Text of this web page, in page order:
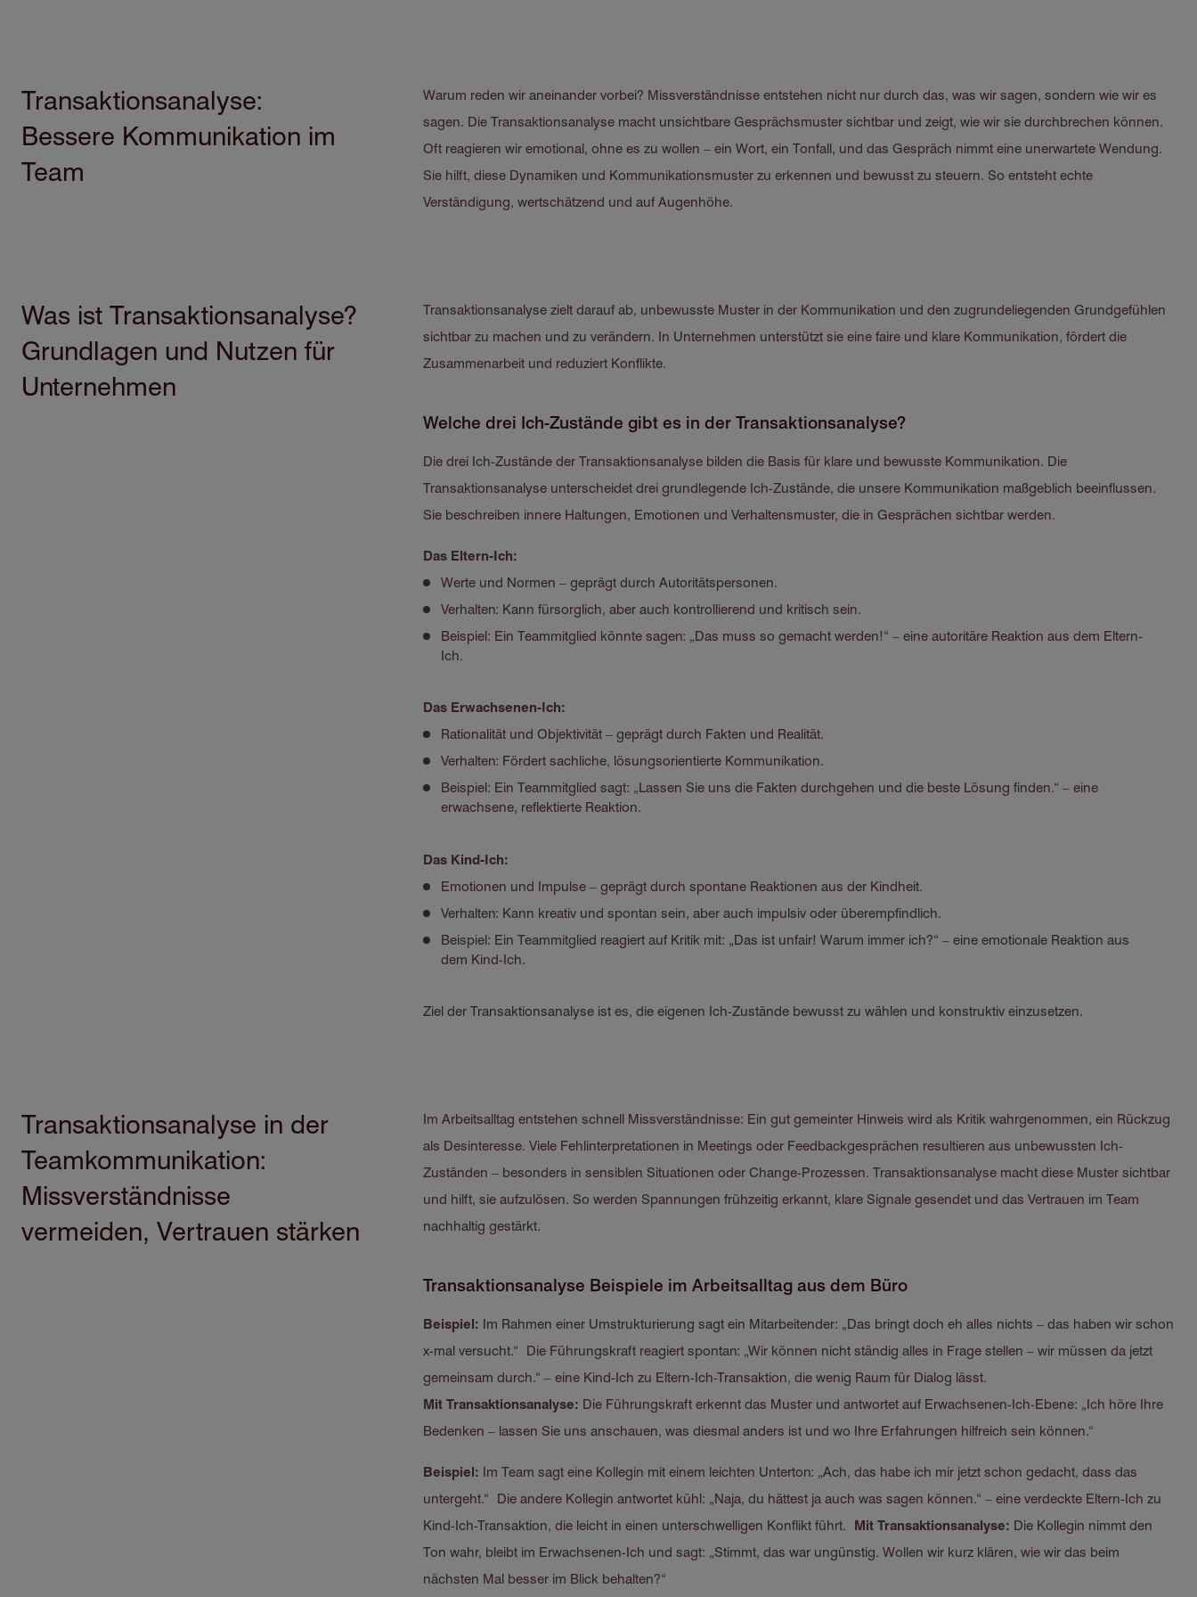
Direkt
Inhalt
Transaktionsanalyse:
Bessere Kommunikation im
Team
Warum reden wir aneinander vorbei? Missverständnisse entstehen nicht nur durch das, was wir sagen, sondern wie wir es
sagen. Die Transaktionsanalyse macht unsichtbare Gesprächsmuster sichtbar und zeigt, wie wir sie durchbrechen können.
Oft reagieren wir emotional, ohne es zu wollen – ein Wort, ein Tonfall, und das Gespräch nimmt eine unerwartete Wendung.
Sie hilft, diese Dynamiken und Kommunikationsmuster zu erkennen und bewusst zu steuern. So entsteht echte
Verständigung, wertschätzend und auf Augenhöhe.
Was ist Transaktionsanalyse?
Grundlagen und Nutzen für
Unternehmen
Transaktionsanalyse zielt darauf ab, unbewusste Muster in der Kommunikation und den zugrundeliegenden Grundgefühlen
sichtbar zu machen und zu verändern. In Unternehmen unterstützt sie eine faire und klare Kommunikation, fördert die
Zusammenarbeit und reduziert Konflikte.
Welche drei Ich-Zustände gibt es in der Transaktionsanalyse?
Die drei Ich-Zustände der Transaktionsanalyse bilden die Basis für klare und bewusste Kommunikation. Die
Transaktionsanalyse unterscheidet drei grundlegende Ich-Zustände, die unsere Kommunikation maßgeblich beeinflussen.
Sie beschreiben innere Haltungen, Emotionen und Verhaltensmuster, die in Gesprächen sichtbar werden.
Das Eltern-Ich:
Werte und Normen – geprägt durch Autoritätspersonen.
Verhalten: Kann fürsorglich, aber auch kontrollierend und kritisch sein.
Beispiel: Ein Teammitglied könnte sagen: „Das muss so gemacht werden!“ – eine autoritäre Reaktion aus dem Eltern-
Ich.
Das Erwachsenen-Ich:
Rationalität und Objektivität – geprägt durch Fakten und Realität.
Verhalten: Fördert sachliche, lösungsorientierte Kommunikation.
Beispiel: Ein Teammitglied sagt: „Lassen Sie uns die Fakten durchgehen und die beste Lösung finden.“ – eine
erwachsene, reflektierte Reaktion.
Das Kind-Ich:
Emotionen und Impulse – geprägt durch spontane Reaktionen aus der Kindheit.
Verhalten: Kann kreativ und spontan sein, aber auch impulsiv oder überempfindlich.
Beispiel: Ein Teammitglied reagiert auf Kritik mit: „Das ist unfair! Warum immer ich?“ – eine emotionale Reaktion aus
dem Kind-Ich.
Ziel der Transaktionsanalyse ist es, die eigenen Ich-Zustände bewusst zu wählen und konstruktiv einzusetzen.
Transaktionsanalyse in der
Teamkommunikation:
Missverständnisse
vermeiden, Vertrauen stärken
Im Arbeitsalltag entstehen schnell Missverständnisse: Ein gut gemeinter Hinweis wird als Kritik wahrgenommen, ein Rückzug
als Desinteresse. Viele Fehlinterpretationen in Meetings oder Feedbackgesprächen resultieren aus unbewussten Ich-
Zuständen – besonders in sensiblen Situationen oder Change-Prozessen. Transaktionsanalyse macht diese Muster sichtbar
und hilft, sie aufzulösen. So werden Spannungen frühzeitig erkannt, klare Signale gesendet und das Vertrauen im Team
nachhaltig gestärkt.
Transaktionsanalyse Beispiele im Arbeitsalltag aus dem Büro
Beispiel: Im Rahmen einer Umstrukturierung sagt ein Mitarbeitender: „Das bringt doch eh alles nichts – das haben wir schon
x-mal versucht.“ Die Führungskraft reagiert spontan: „Wir können nicht ständig alles in Frage stellen – wir müssen da jetzt
gemeinsam durch.“ – eine Kind-Ich zu Eltern-Ich-Transaktion, die wenig Raum für Dialog lässt.
Mit Transaktionsanalyse: Die Führungskraft erkennt das Muster und antwortet auf Erwachsenen-Ich-Ebene: „Ich höre Ihre
Bedenken – lassen Sie uns anschauen, was diesmal anders ist und wo Ihre Erfahrungen hilfreich sein können.“
Beispiel: Im Team sagt eine Kollegin mit einem leichten Unterton: „Ach, das habe ich mir jetzt schon gedacht, dass das
untergeht.“ Die andere Kollegin antwortet kühl: „Naja, du hättest ja auch was sagen können.“ – eine verdeckte Eltern-Ich zu
Kind-Ich-Transaktion, die leicht in einen unterschwelligen Konflikt führt. Mit Transaktionsanalyse: Die Kollegin nimmt den
Ton wahr, bleibt im Erwachsenen-Ich und sagt: „Stimmt, das war ungünstig. Wollen wir kurz klären, wie wir das beim
nächsten Mal besser im Blick behalten?“